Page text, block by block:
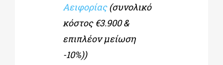
Αειφορίας(συνολικό
κόστος €3.900 &
επιπλέον μείωση
-10%))